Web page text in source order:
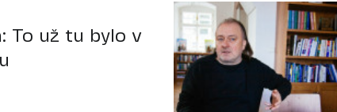
To už tu bylo v